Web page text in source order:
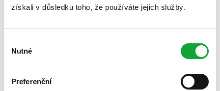
získali v důsledku toho, že používáte jejich služby.
souhlasu
Nutné
Preferenční